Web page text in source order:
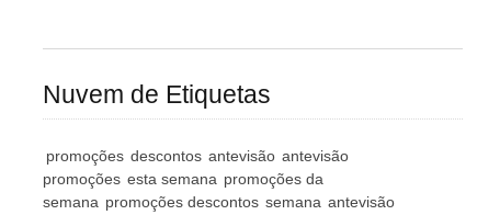
Nuvem de Etiquetas
promoções descontos antevisão antevisão
promoções esta semana promoções da
semana promoções descontos semana antevisão